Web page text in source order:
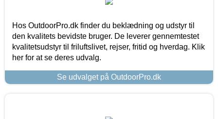
Hos OutdoorPro.dk finder du beklædning og udstyr til
den kvalitets bevidste bruger. De leverer gennemtestet
kvalitetsudstyr til friluftslivet, rejser, fritid og hverdag. Klik
her for at se deres udvalg.
Se udvalget på OutdoorPro.dk